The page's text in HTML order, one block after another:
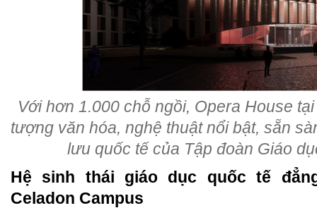
Với hơn 1.000 chỗ ngồi, Opera House
tượng văn hóa, nghệ thuật nổi bật, sẵn
lưu quốc tế của Tập đoàn Giáo
Hệ sinh thái giáo dục quốc tế
Celadon Campus